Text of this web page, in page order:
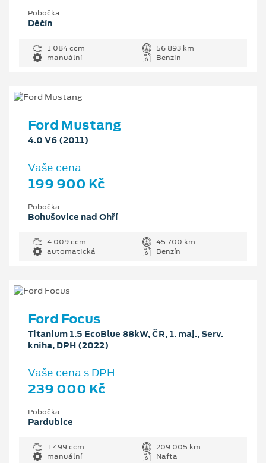
Pobočka
Děčín
1 084 ccm
56 893 km
manuální
Benzin
Ford Mustang
4.0 V6 (2011)
Vaše cena
199 900 Kč
Pobočka
Bohušovice nad Ohří
4 009 ccm
45 700 km
automatická
Benzín
Ford Focus
Titanium 1.5 EcoBlue 88kW, ČR, 1. maj., Serv.
kniha, DPH (2022)
Vaše cena s DPH
239 000 Kč
Pobočka
Pardubice
1 499 ccm
209 005 km
manuální
Nafta